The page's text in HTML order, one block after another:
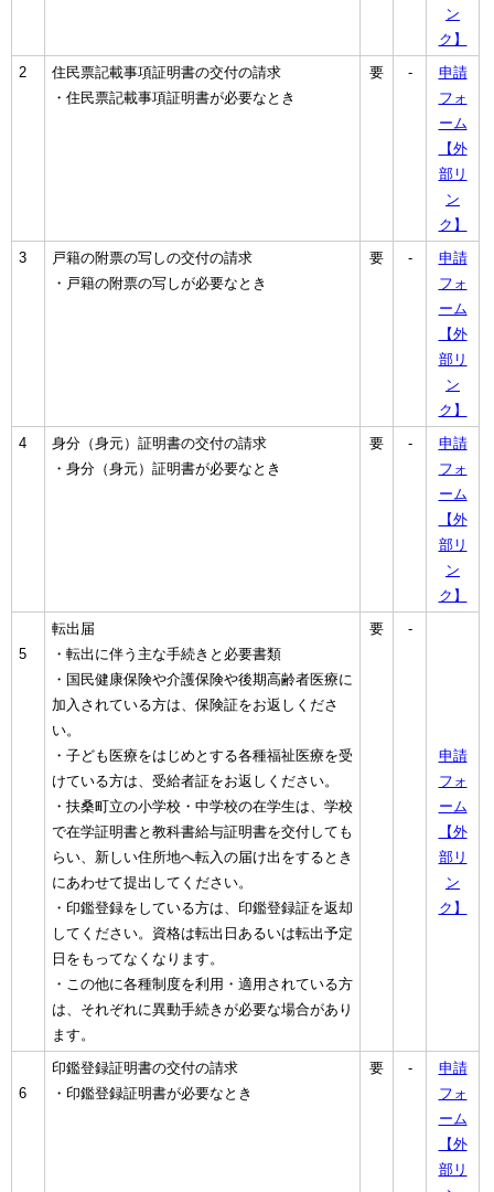
ン
ク】
2
住民票記載事項証明書の交付の請求
・住民票記載事項証明書が必要なとき
要 -
申請
フォ
ーム
【外
部リ
ン
ク】
3
戸籍の附票の写しの交付の請求
・戸籍の附票の写しが必要なとき
要 -
申請
フォ
ーム
【外
部リ
ン
ク】
4
身分（身元）証明書の交付の請求
・身分（身元）証明書が必要なとき
要 -
申請
フォ
ーム
【外
部リ
ン
ク】
5
転出届
・転出に伴う主な手続きと必要書類
・国民健康保険や介護保険や後期高齢者医療に
加入されている方は、保険証をお返しくださ
い。
・子ども医療をはじめとする各種福祉医療を受
けている方は、受給者証をお返しください。
・扶桑町立の小学校・中学校の在学生は、学校
で在学証明書と教科書給与証明書を交付しても
らい、新しい住所地へ転入の届け出をするとき
にあわせて提出してください。
・印鑑登録をしている方は、印鑑登録証を返却
してください。資格は転出日あるいは転出予定
日をもってなくなります。
・この他に各種制度を利用・適用されている方
は、それぞれに異動手続きが必要な場合があり
ます。
要 -
申請
フォ
ーム
【外
部リ
ン
ク】
6
印鑑登録証明書の交付の請求
・印鑑登録証明書が必要なとき
要 -
申請
フォ
ーム
【外
部リ